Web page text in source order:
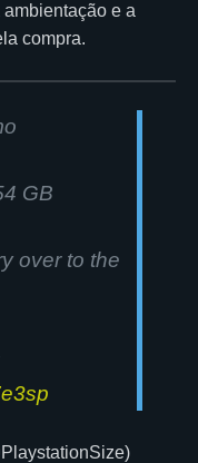
e a
compra.
GB
over to the